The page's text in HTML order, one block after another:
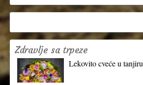
Zdravlje sa trpeze
Lekovito cveće u tanjiru